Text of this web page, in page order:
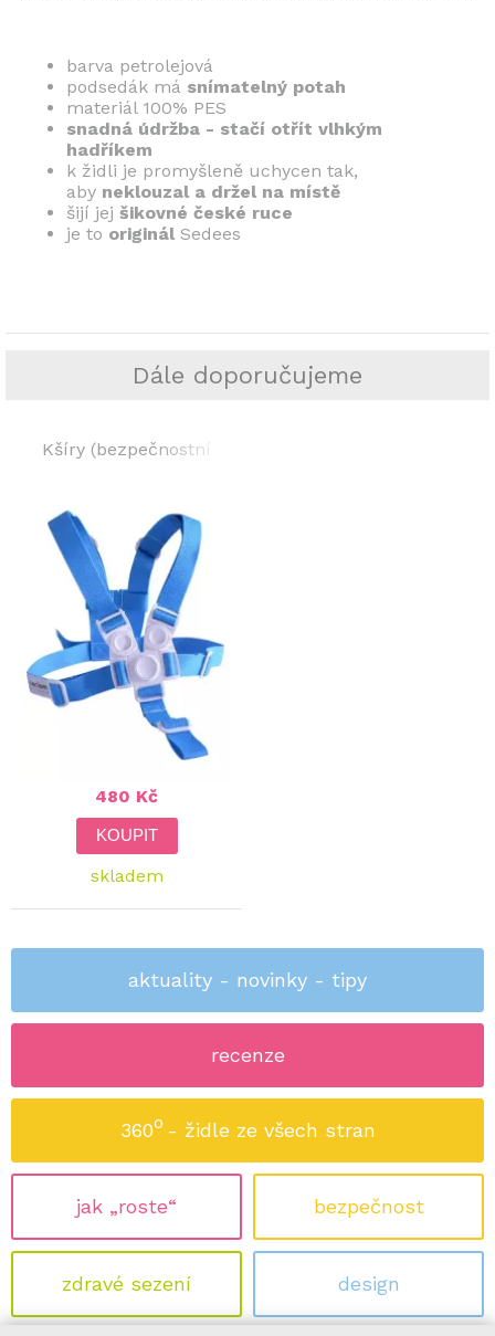
barva petrolejová
podsedák má snímatelný potah
materiál 100% PES
snadná údržba - stačí otřít vlhkým
hadříkem
k židli je promyšleně uchycen tak,
aby neklouzal a držel na místě
šijí jej šikovné české ruce
je to originál Sedees
Dále doporučujeme
Kšíry (bezpečnostní
480 Kč
KOUPIT
skladem
aktuality - novinky - tipy
recenze
360o
- židle ze všech stran
jak „roste“ bezpečnost
zdravé sezení design